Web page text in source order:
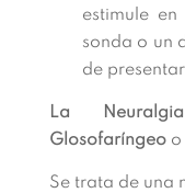
estimule
sonda o un
de
La
Glosofaríngeoo
Se trata de una